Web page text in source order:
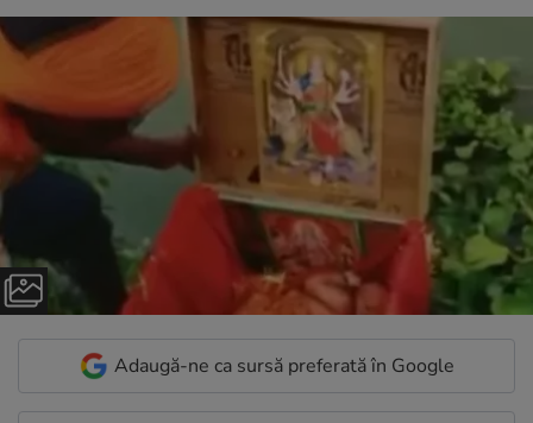
Adaugă-ne ca sursă preferată în Google